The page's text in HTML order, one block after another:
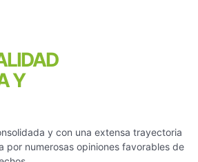
Y
y con una extensa trayectoria
por numerosas opiniones favorables de